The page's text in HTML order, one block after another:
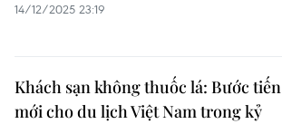
14/12/2025 23:19
Khách sạn không thuốc lá: Bước tiến
mới cho du lịch Việt Nam trong kỷ